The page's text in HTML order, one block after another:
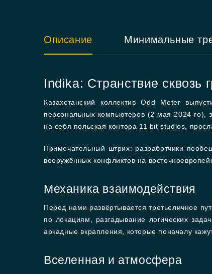
Описание Минимальные
Indika: Странствие сквозь
Казахстанский коллектив Odd Meter
персональных компьютеров (2 мая 2024-го),
на себя польская контора 11 bit studios,
Примечательный штрих: разработчики
вооружённых конфликтов на
Механика взаимодействия
Перед нами развёртывается третьеличное
по локациям, разгадывание логических
аркадные вкрапления, которые поначалу
Вселенная и атмосфера